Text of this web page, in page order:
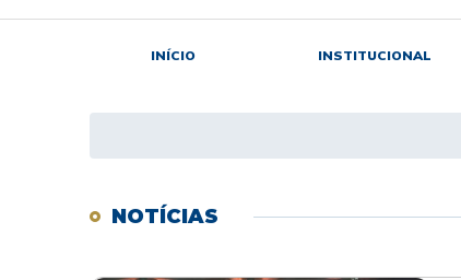
INÍCIO INSTITUCIONAL
NOTÍCIAS